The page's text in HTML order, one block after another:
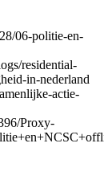
06-politie-en-
residential-
in-nederland
actie-
Proxy-